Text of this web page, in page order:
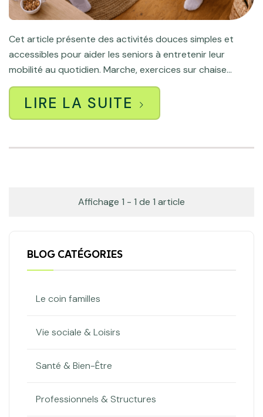
Cet article présente des activités douces simples et
accessibles pour aider les seniors à entretenir leur
mobilité au quotidien. Marche, exercices sur chaise...
LIRE LA SUITE
Affichage 1 - 1 de 1 article
BLOG CATÉGORIES
Le coin familles
Vie sociale & Loisirs
Santé & Bien-Être
Professionnels & Structures